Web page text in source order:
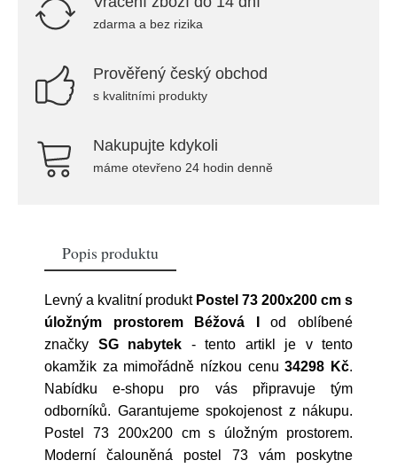
zdarma a bez rizika
Prověřený český obchod
s kvalitními produkty
Nakupujte kdykoli
máme otevřeno 24 hodin denně
Popis produktu
Levný a kvalitní produkt Postel 73 200x200 cm s
úložným prostorem Béžová I
od oblíbené
značky SG nabytek - tento artikl je v tento
okamžik za mimořádně nízkou cenu34298 Kč.
Nabídku e-shopu pro vás připravuje tým
odborníků. Garantujeme spokojenost z nákupu.
Postel 73 200x200 cm s úložným prostorem.
Moderní čalouněná postel 73 vám poskytne